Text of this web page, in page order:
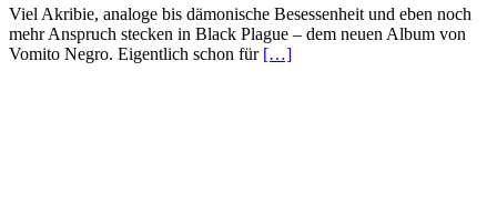
Viel Akribie, analoge bis dämonische Besessenheit und eben noch
mehr Anspruch stecken in Black Plague – dem neuen Album von
Vomito Negro. Eigentlich schon für […]